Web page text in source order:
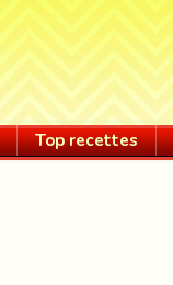
Top recettes